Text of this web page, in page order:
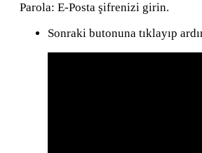
Parola: E-Posta şifrenizi girin.
Sonraki butonuna tıklayıp